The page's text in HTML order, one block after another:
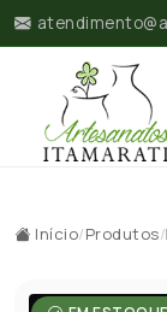
Início/Produtos/